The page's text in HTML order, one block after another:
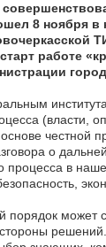
8 ноября
работе
(власти,
основе
о
процесса в
порядок может